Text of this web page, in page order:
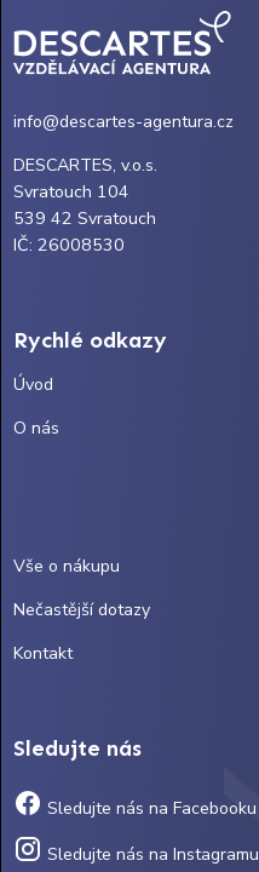
info@descartes-agentura.cz
DESCARTES, v.o.s.
Svratouch 104
539 42 Svratouch
IČ: 26008530
Rychlé odkazy
Úvod
O nás
Vše o nákupu
Nečastější dotazy
Kontakt
Sledujte nás
Sledujte nás na Facebooku
Sledujte nás na Instagramu